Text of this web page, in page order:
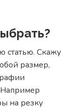
статью. Скажу
размер,
на резку